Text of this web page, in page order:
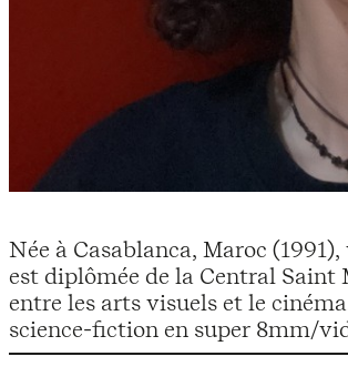
Née à Casablanca, Maroc
est diplômée de la Central Saint
entre les arts visuels et le